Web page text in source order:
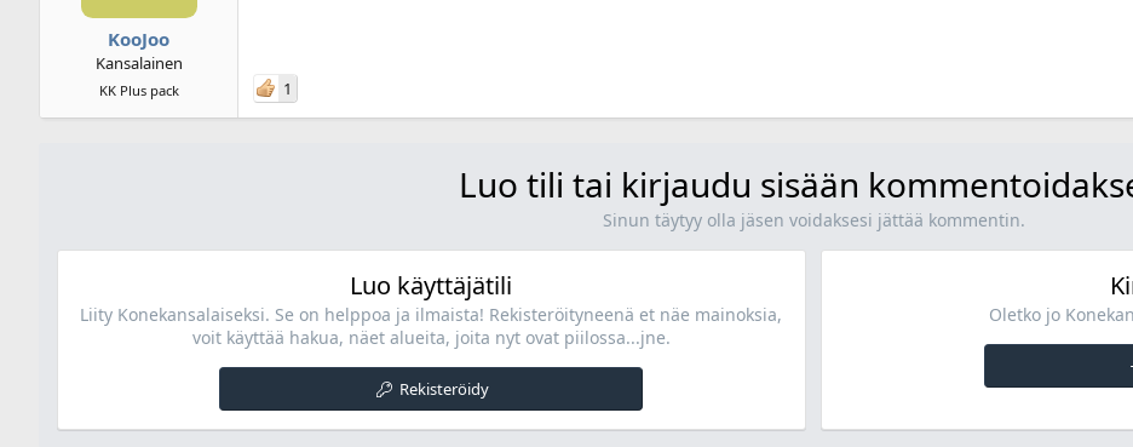
KooJoo
Kansalainen
KK Plus pack 1
Luo tili tai kirjaudu sisään
Sinun täytyy olla jäsen voidaksesi jättää kommentin.
Luo käyttäjätili
Liity Konekansalaiseksi. Se on helppoa ja ilmaista! Rekisteröityneenä et näe mainoksia,
voit käyttää hakua, näet alueita, joita nyt ovat piilossa...jne.
Rekisteröidy
Oletko jo